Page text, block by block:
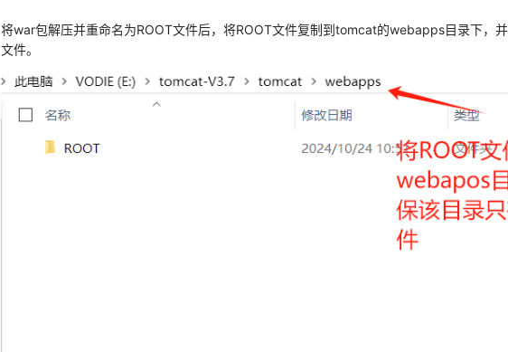
将war包解压并重命名为ROOT文件后，将ROOT文件复制到tomcat的webapps目录下，
文件。